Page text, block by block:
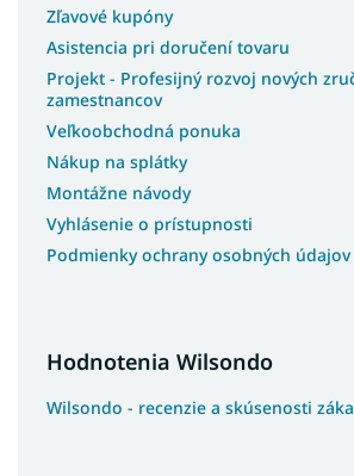
Zľavové kupóny
Asistencia pri doručení tovaru
Projekt - Profesijný rozvoj nových
zamestnancov
Veľkoobchodná ponuka
Nákup na splátky
Montážne návody
Vyhlásenie o prístupnosti
Podmienky ochrany osobných údajov
Hodnotenia Wilsondo
Wilsondo - recenzie a skúsenosti